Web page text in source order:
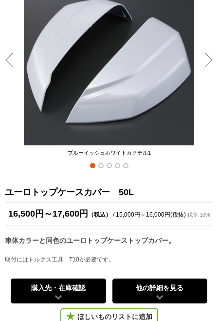
ブルーイッシュホワイトカクテル1
ユーロトップケースカバー 50L
16,500円～17,600円 （税込） / 15,000円～16,000円(税抜) 税率:10%
車体カラーと同色のユーロトップケーストップカバー。
取付にはトルクス工具 T10が必要です。
購入先・在庫確認 他の詳細を見る
ほしいものリストに追加